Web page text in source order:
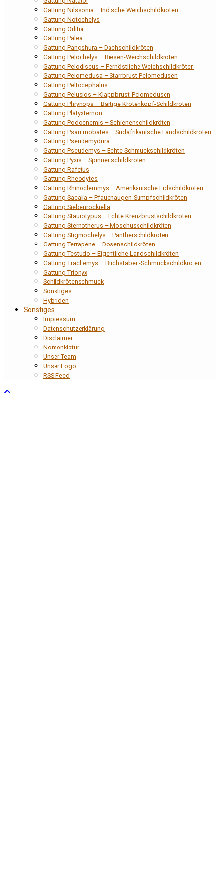
Gattung Nilssonia – Indische Weichschildkröten
Gattung Notochelys
Gattung Orlitia
Gattung Palea
Gattung Pangshura – Dachschildkröten
Gattung Pelochelys – Riesen-Weichschildkröten
Gattung Pelodiscus – Fernöstliche Weichschildkröten
Gattung Pelomedusa – Starrbrust-Pelomedusen
Gattung Peltocephalus
Gattung Pelusios – Klappbrust-Pelomedusen
Gattung Phrynops – Bärtige Krötenkopf-Schildkröten
Gattung Platysternon
Gattung Podocnemis – Schienenschildkröten
Gattung Psammobates – Südafrikanische Landschildkröten
Gattung Pseudemydura
Gattung Pseudemys – Echte Schmuckschildkröten
Gattung Pyxis – Spinnenschildkröten
Gattung Rafetus
Gattung Rheodytes
Gattung Rhinoclemmys – Amerikanische Erdschildkröten
Gattung Sacalia – Pfauenaugen-Sumpfschildkröten
Gattung Siebenrockiella
Gattung Staurotypus – Echte Kreuzbrustschildkröten
Gattung Sternotherus – Moschusschildkröten
Gattung Stigmochelys – Pantherschildkröten
Gattung Terrapene – Dosenschildkröten
Gattung Testudo – Eigentliche Landschildkröten
Gattung Trachemys – Buchstaben-Schmuckschildkröten
Gattung Trionyx
Schildkrötenschmuck
Sonstiges
Hybriden
Sonstiges
Impressum
Datenschutzerklärung
Disclaimer
Nomenklatur
Unser Team
Unser Logo
RSS Feed